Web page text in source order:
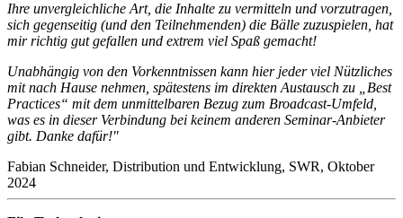
Ihre unvergleichliche Art, die Inhalte zu vermitteln und vorzutragen,
sich gegenseitig (und den Teilnehmenden) die Bälle zuzuspielen, hat
mir richtig gut gefallen und extrem viel Spaß gemacht!
Unabhängig von den Vorkenntnissen kann hier jeder viel Nützliches
mit nach Hause nehmen, spätestens im direkten Austausch zu „Best
Practices“ mit dem unmittelbaren Bezug zum Broadcast-Umfeld,
was es in dieser Verbindung bei keinem anderen Seminar-Anbieter
gibt. Danke dafür!"
Fabian Schneider, Distribution und Entwicklung, SWR, Oktober
2024